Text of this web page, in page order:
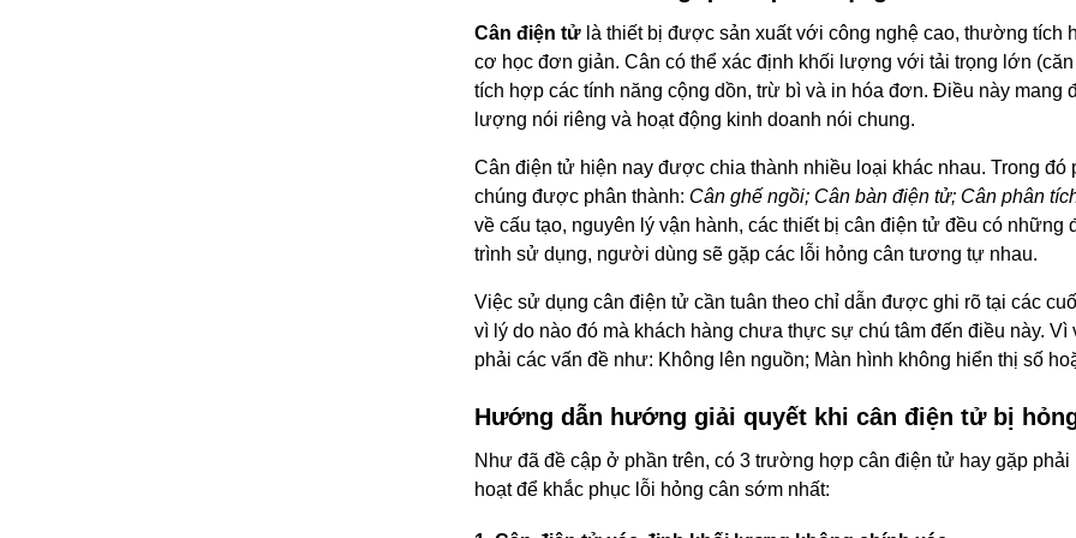
Cân điện tử là thiết bị được sản xuất với công nghệ cao, thường tích
cơ học đơn giản. Cân có thể xác định khối lượng với tải trọng lớn
tích hợp các tính năng cộng dồn, trừ bì và in hóa đơn. Điều này mang
lượng nói riêng và hoạt động kinh doanh nói chung.
Cân điện tử hiện nay được chia thành nhiều loại khác nhau. Trong đó
chúng được phân thành: Cân ghế ngồi; Cân bàn điện tử; Cân phân
về cấu tạo, nguyên lý vận hành, các thiết bị cân điện tử đều có những
trình sử dụng, người dùng sẽ gặp các lỗi hỏng cân tương tự nhau.
Việc sử dụng cân điện tử cần tuân theo chỉ dẫn được ghi rõ tại các
vì lý do nào đó mà khách hàng chưa thực sự chú tâm đến điều này.
phải các vấn đề như: Không lên nguồn; Màn hình không hiển thị số
Hướng dẫn hướng giải quyết khi cân điện tử bị
Như đã đề cập ở phần trên, có 3 trường hợp cân điện tử hay gặp
hoạt để khắc phục lỗi hỏng cân sớm nhất: